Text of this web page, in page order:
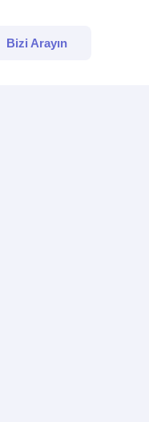
Bizi Arayın